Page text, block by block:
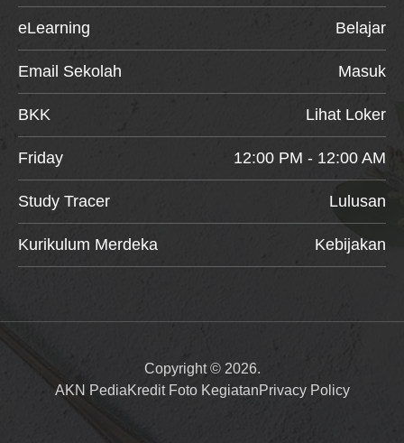
eLearning Belajar
Email Sekolah Masuk
BKK Lihat Loker
Friday 12:00 PM - 12:00 AM
Study Tracer Lulusan
Kurikulum Merdeka Kebijakan
Copyright © 2026.
AKN PediaKredit Foto KegiatanPrivacy Policy